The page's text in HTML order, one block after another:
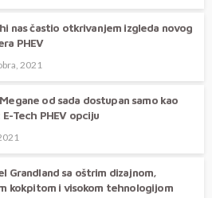
nas častio otkrivanjem izgleda novog
PHEV
2021
od sada dostupan samo kao
Tech PHEV opciju
Grandland sa oštrim dizajnom,
kokpitom i visokom tehnologijom